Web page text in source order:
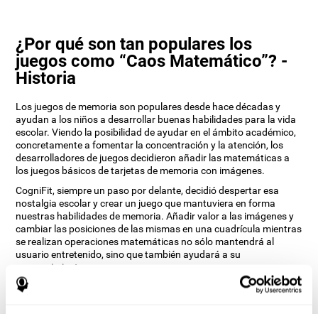
¿Por qué son tan populares los
juegos como “Caos Matemático”? -
Historia
Los juegos de memoria son populares desde hace décadas y
ayudan a los niños a desarrollar buenas habilidades para la vida
escolar. Viendo la posibilidad de ayudar en el ámbito académico,
concretamente a fomentar la concentración y la atención, los
desarrolladores de juegos decidieron añadir las matemáticas a
los juegos básicos de tarjetas de memoria con imágenes.
CogniFit, siempre un paso por delante, decidió despertar esa
nostalgia escolar y crear un juego que mantuviera en forma
nuestras habilidades de memoria. Añadir valor a las imágenes y
cambiar las posiciones de las mismas en una cuadrícula mientras
se realizan operaciones matemáticas no sólo mantendrá al
usuario entretenido, sino que también ayudará a su
reconocimiento.
¿Cómo mejora el juego mental “Caos